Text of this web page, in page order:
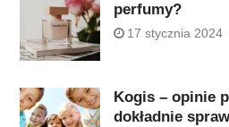
perfumy?
17 stycznia 2024
Kogis – opinie
dokładnie